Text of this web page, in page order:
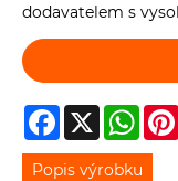
dodavatelem s
Facebook
X
Popis výrobku